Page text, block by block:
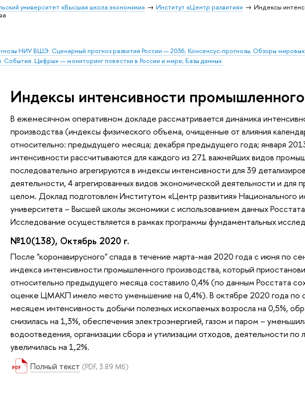
университет «Высшая школа экономики» Институт «Центр развития»
Индексы
НИУ ВШЭ: Сценарный прогноз развития России — 2036; Консенсус-прогнозы; Обзоры
События. Цифры» — мониторинг повестки в России и мире; Базы данных.
Индексы интенсивности
В ежемесячном оперативном докладе рассматривается динамика
производства (индексы физического объема, очищенные от влияния
относительно: предыдущего месяца; декабря предыдущего года; января
интенсивности рассчитываются для каждого из 271 важнейших видов
последовательно агрегируются в индексы интенсивности для 39
деятельности, 4 агрегированных видов экономической деятельности и для
целом. Доклад подготовлен Институтом «Центр развития» Национального
университета – Высшей школы экономики с использованием данных Росстата
Исследование осуществляется в рамках программы фундаментальных
№10(138), Октябрь 2020 г.
После "коронавирусного" спада в течение марта-мая 2020 года с июня по
индекса интенсивности промышленного производства, который
относительно предыдущего месяца составило 0,4% (по данным Росстата
оценке ЦМАКП имело место уменьшение на 0,4%). В октябре 2020 года по
месяцем интенсивность добычи полезных ископаемых возросла на 0,5%,
снизилась на 1,3%, обеспечения электроэнергией, газом и паром –
водоотведения, организации сбора и утилизации отходов, деятельности по
увеличилась на 1,2%.
Полный текст (PDF, 3.89 Мб)